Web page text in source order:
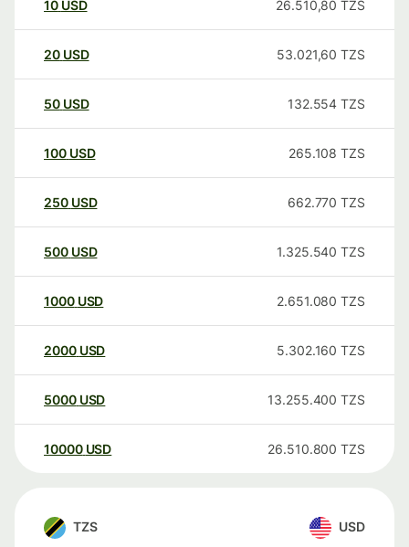
10 USD 26.510,80 TZS
20 USD 53.021,60 TZS
50 USD 132.554 TZS
100 USD 265.108 TZS
250 USD 662.770 TZS
500 USD 1.325.540 TZS
1000 USD 2.651.080 TZS
2000 USD 5.302.160 TZS
5000 USD 13.255.400 TZS
10000 USD 26.510.800 TZS
TZS USD